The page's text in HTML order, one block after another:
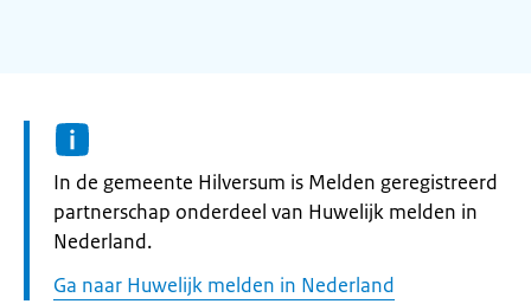
Informatie:
In de gemeente Hilversum is Melden geregistreerd
partnerschap onderdeel van Huwelijk melden in
Nederland.
Ga naar Huwelijk melden in Nederland